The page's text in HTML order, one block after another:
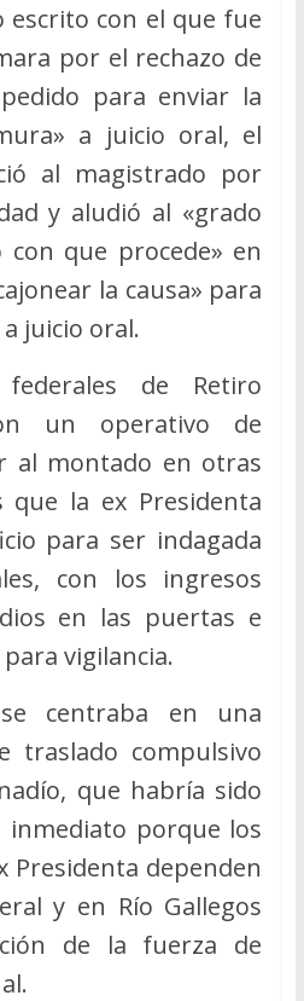
con el que fue
por el rechazo de
para enviar la
a juicio oral, el
al magistrado por
y aludió al «grado
que procede» en
la causa» para
juicio oral.
de Retiro
un operativo de
al montado en otras
que la ex Presidenta
para ser indagada
con los ingresos
en las puertas e
vigilancia.
centraba en una
traslado compulsivo
que habría sido
inmediato porque los
Presidenta dependen
y en Río Gallegos
de la fuerza de